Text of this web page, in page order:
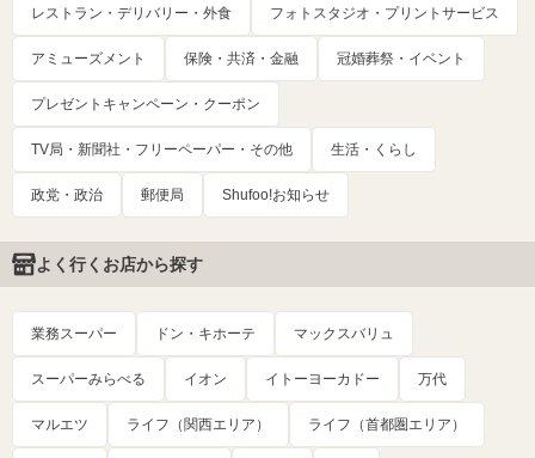
レストラン・デリバリー・外食 フォトスタジオ・プリントサービス
アミューズメント 保険・共済・金融 冠婚葬祭・イベント
プレゼントキャンペーン・クーポン
TV局・新聞社・フリーペーパー・その他 生活・くらし
政党・政治 郵便局 Shufoo!お知らせ
よく行くお店から探す
業務スーパー ドン・キホーテ マックスバリュ
スーパーみらべる イオン イトーヨーカドー 万代
マルエツ ライフ（関西エリア） ライフ（首都圏エリア）